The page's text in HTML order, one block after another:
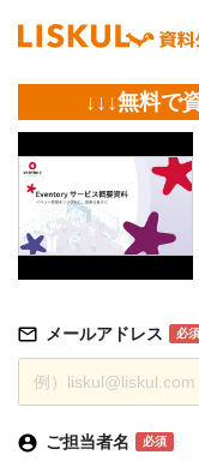
↓↓↓無料で
メールアドレス 必須
ご担当者名 必須